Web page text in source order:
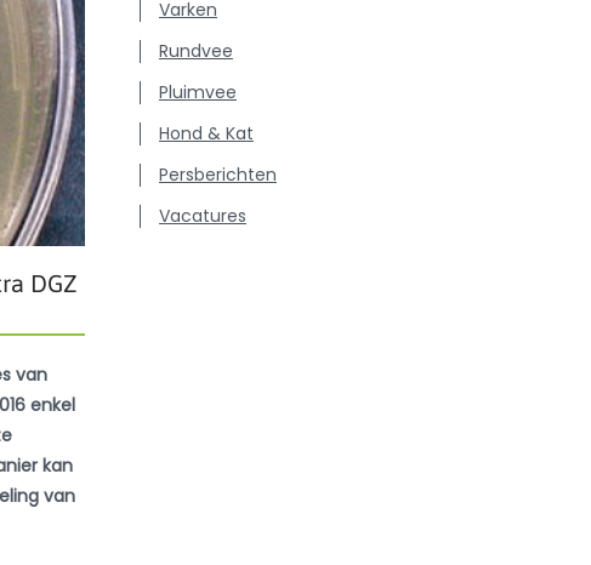
DGZ
van
enkel
kan
van
Varken
Rundvee
Pluimvee
Hond & Kat
Persberichten
Vacatures